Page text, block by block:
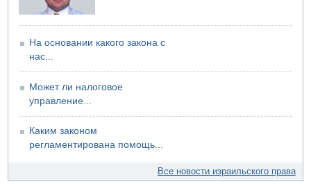
На основании какого закона с
нас...
Может ли налоговое
управление...
Каким законом
регламентирована помощь...
Все новости израильского права